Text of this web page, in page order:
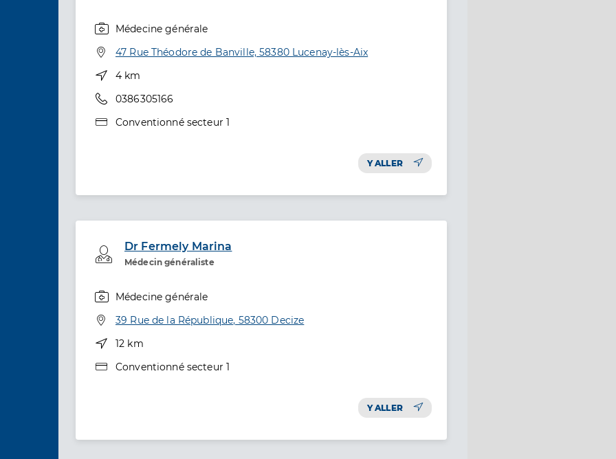
Médecine générale
Adresse
47 Rue Théodore de Banville, 58380 Lucenay-lès-Aix
Distance
4 km
Téléphone
0386305166
Type de convention
Conventionné secteur 1
Y ALLER
Dr Fermely Marina
Médecin généraliste
Professionel de santé
Médecine générale
Adresse
39 Rue de la République, 58300 Decize
Distance
12 km
Type de convention
Conventionné secteur 1
Y ALLER